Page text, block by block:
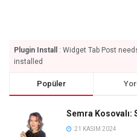
Plugin Install
: Widget Tab Post
installed
Popüler
Semra Kosovalı:
21 KASIM 2024